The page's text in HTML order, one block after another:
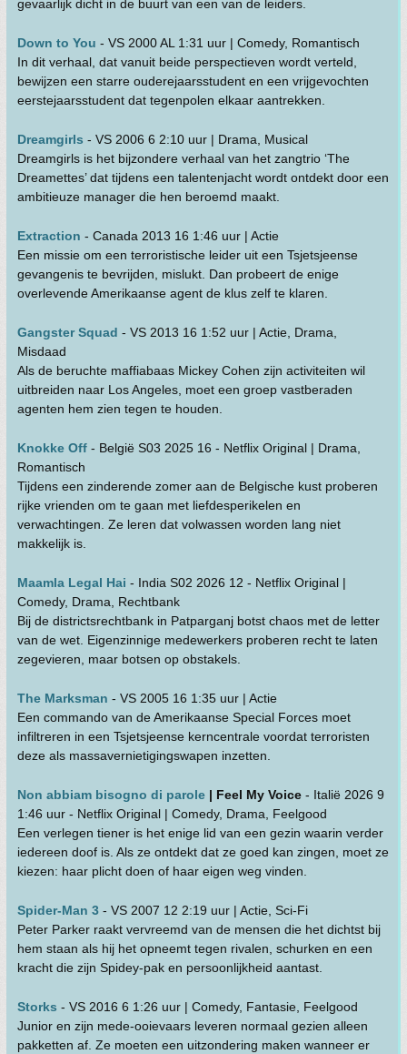
gevaarlijk dicht in de buurt van een van de leiders.
Down to You - VS 2000 AL 1:31 uur | Comedy, Romantisch
In dit verhaal, dat vanuit beide perspectieven wordt verteld,
bewijzen een starre ouderejaarsstudent en een vrijgevochten
eerstejaarsstudent dat tegenpolen elkaar aantrekken.
Dreamgirls - VS 2006 6 2:10 uur | Drama, Musical
Dreamgirls is het bijzondere verhaal van het zangtrio ‘The
Dreamettes’ dat tijdens een talentenjacht wordt ontdekt door een
ambitieuze manager die hen beroemd maakt.
Extraction - Canada 2013 16 1:46 uur | Actie
Een missie om een terroristische leider uit een Tsjetsjeense
gevangenis te bevrijden, mislukt. Dan probeert de enige
overlevende Amerikaanse agent de klus zelf te klaren.
Gangster Squad - VS 2013 16 1:52 uur | Actie, Drama,
Misdaad
Als de beruchte maffiabaas Mickey Cohen zijn activiteiten wil
uitbreiden naar Los Angeles, moet een groep vastberaden
agenten hem zien tegen te houden.
Knokke Off - België S03 2025 16 - Netflix Original | Drama,
Romantisch
Tijdens een zinderende zomer aan de Belgische kust proberen
rijke vrienden om te gaan met liefdesperikelen en
verwachtingen. Ze leren dat volwassen worden lang niet
makkelijk is.
Maamla Legal Hai - India S02 2026 12 - Netflix Original |
Comedy, Drama, Rechtbank
Bij de districtsrechtbank in Patparganj botst chaos met de letter
van de wet. Eigenzinnige medewerkers proberen recht te laten
zegevieren, maar botsen op obstakels.
The Marksman - VS 2005 16 1:35 uur | Actie
Een commando van de Amerikaanse Special Forces moet
infiltreren in een Tsjetsjeense kerncentrale voordat terroristen
deze als massavernietigingswapen inzetten.
Non abbiam bisogno di parole | Feel My Voice - Italië 2026 9
1:46 uur - Netflix Original | Comedy, Drama, Feelgood
Een verlegen tiener is het enige lid van een gezin waarin verder
iedereen doof is. Als ze ontdekt dat ze goed kan zingen, moet ze
kiezen: haar plicht doen of haar eigen weg vinden.
Spider-Man 3 - VS 2007 12 2:19 uur | Actie, Sci-Fi
Peter Parker raakt vervreemd van de mensen die het dichtst bij
hem staan als hij het opneemt tegen rivalen, schurken en een
kracht die zijn Spidey-pak en persoonlijkheid aantast.
Storks - VS 2016 6 1:26 uur | Comedy, Fantasie, Feelgood
Junior en zijn mede-ooievaars leveren normaal gezien alleen
pakketten af. Ze moeten een uitzondering maken wanneer er